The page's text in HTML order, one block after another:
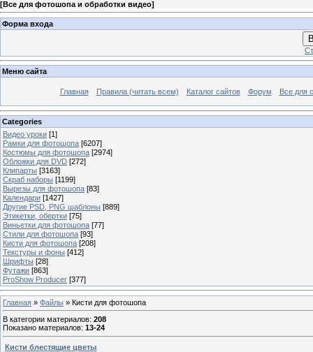
[Все для фотошопа и обработки видео]
Форма входа
Меню сайта
Главная Правила (читать всем) Каталог сайтов Форум Все для
Categories
Видео уроки [1]
Рамки для фотошопа [6207]
Костюмы для фотошопа [2974]
Обложки для DVD [272]
Клипарты [3163]
Скраб наборы [1199]
Вырезы для фотошопа [83]
Календари [1427]
Другие PSD, PNG шаблоны [889]
Этикетки, обертки [75]
Виньетки для фотошопа [77]
Стили для фотошопа [93]
Кисти для фотошопа [208]
Текстуры и фоны [412]
Шрифты [28]
Футажи [863]
ProShow Producer [377]
Главная » Файлы » Кисти для фотошопа
В категории материалов: 208
Показано материалов: 13-24
Кисти блестящие цветы